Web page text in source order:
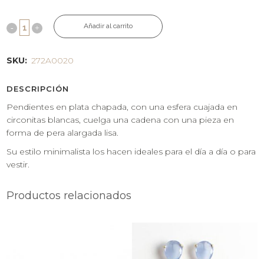
Añadir al carrito
SKU: 272A0020
DESCRIPCIÓN
Pendientes en plata chapada, con una esfera cuajada en
circonitas blancas, cuelga una cadena con una pieza en
forma de pera alargada lisa.
Su estilo minimalista los hacen ideales para el día a día o para
vestir.
Productos relacionados